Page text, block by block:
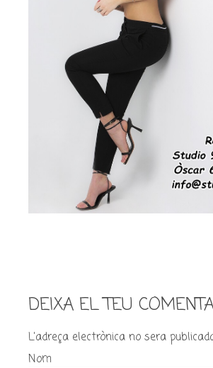
DEIXA EL TEU
L'adreça electrònica no sera
Nom